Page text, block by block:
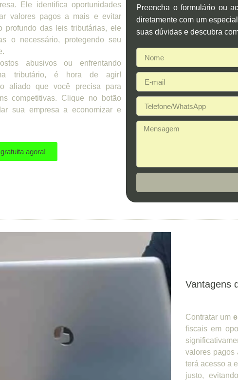
Ele identifica oportunidades
valores pagos a mais e evitar
profundo das leis tributárias, ele
o necessário, protegendo seu
abusivos ou enfrentando
tributário, é hora de agir!
aliado que você precisa para
competitivas. Clique no botão
sua empresa a economizar e
agora!
Preencha o formulário ou
diretamente com um
suas dúvidas e descubra
Vantagens
Contratar um
fiscais em
valores pagos
terá acesso a
justo,